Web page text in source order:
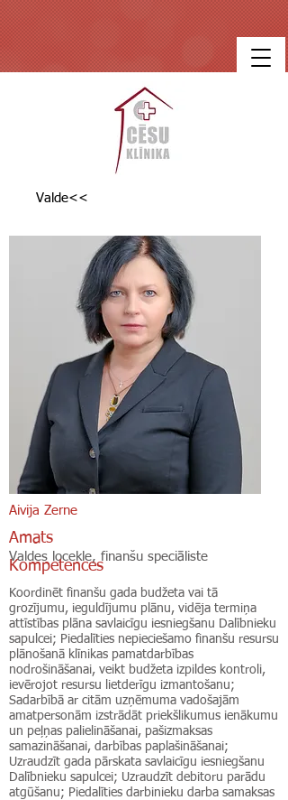
Valde<<
Aivija Zerne
Amats
Valdes locekle, finanšu speciāliste
Kompetences
Koordinēt finanšu gada budžeta vai tā
grozījumu, ieguldījumu plānu, vidēja termiņa
attīstības plāna savlaicīgu iesniegšanu Dalībnieku
sapulcei; Piedalīties nepieciešamo finanšu resursu
plānošanā klīnikas pamatdarbības
nodrošināšanai, veikt budžeta izpildes kontroli,
ievērojot resursu lietderīgu izmantošanu;
Sadarbībā ar citām uzņēmuma vadošajām
amatpersonām izstrādāt priekšlikumus ienākumu
un peļņas palielināšanai, pašizmaksas
samazināšanai, darbības paplašināšanai;
Uzraudzīt gada pārskata savlaicīgu iesniegšanu
Dalībnieku sapulcei; Uzraudzīt debitoru parādu
atgūšanu; Piedalīties darbinieku darba samaksas